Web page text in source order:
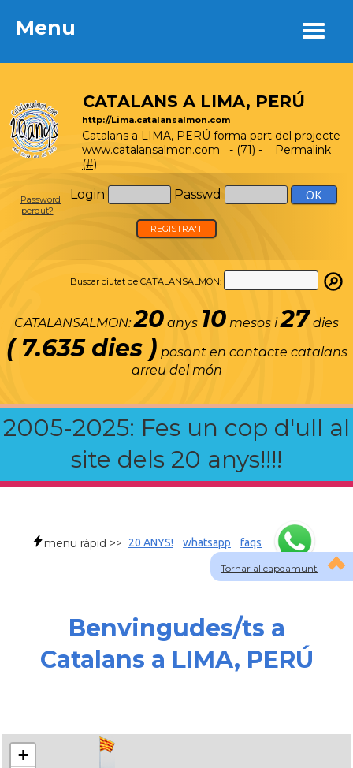
Menu
CATALANS A LIMA, PERÚ
http://Lima.catalansalmon.com
Catalans a LIMA, PERÚ forma part del projecte
www.catalansalmon.com - (71) - Permalink
(#)
Login Passwd
Password
perdut?
REGISTRA'T
Buscar ciutat de CATALANSALMON:
CATALANSALMON:20 anys 10 mesos i27 dies
( 7.635 dies ) posant en contacte catalans
arreu del món
2005-2025: Fes un cop d'ull al
site dels 20 anys!!!!
Menu
Tornar al capdamunt
menu ràpid >> 20 ANYS! whatsapp faqs
Benvingudes/ts a
Catalans a LIMA, PERÚ
+